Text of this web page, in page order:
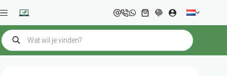
naar
inhoud
Winkelwagen
Producten
zoeken